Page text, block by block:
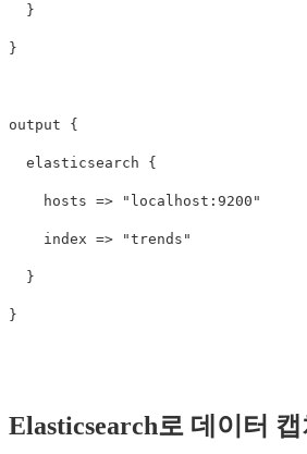
}
}
output {
elasticsearch {
hosts => "localhost:9200"
index => "trends"
}
}
Elasticsearch로 데이터 캡